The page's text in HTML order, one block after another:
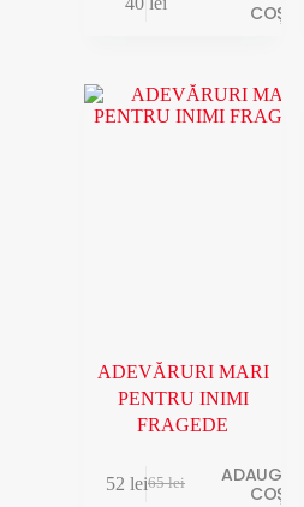
COȘ
ADEVĂRURI MARI
PENTRU INIMI
FRAGEDE
65lei
52 lei
ADAUGĂ ÎN
COȘ